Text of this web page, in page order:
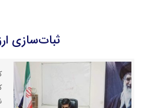
ثبات‌سازی